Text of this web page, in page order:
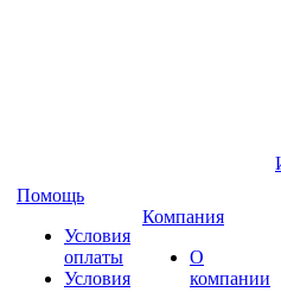
Помощь
Условия
оплаты
Условия
Компания
О
компании